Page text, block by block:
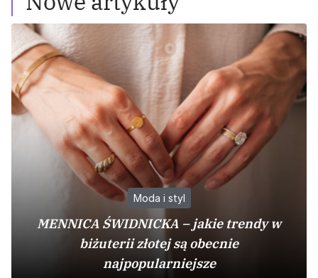
Moda i styl
MENNICA ŚWIDNICKA – jakie trendy w
biżuterii złotej są obecnie
najpopularniejsze